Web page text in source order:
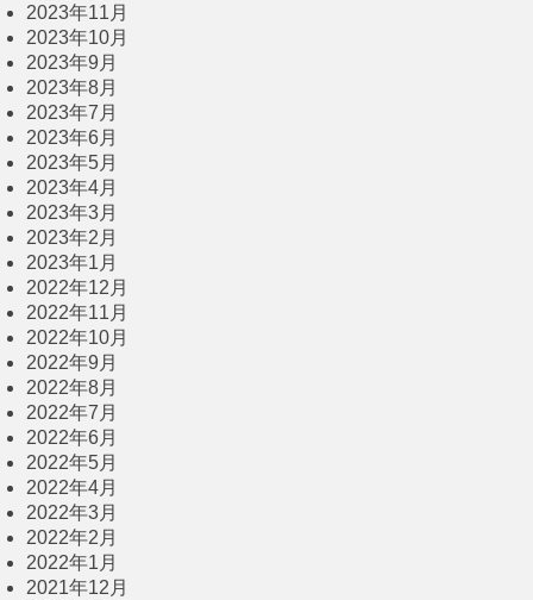
2023年11月
2023年10月
2023年9月
2023年8月
2023年7月
2023年6月
2023年5月
2023年4月
2023年3月
2023年2月
2023年1月
2022年12月
2022年11月
2022年10月
2022年9月
2022年8月
2022年7月
2022年6月
2022年5月
2022年4月
2022年3月
2022年2月
2022年1月
2021年12月